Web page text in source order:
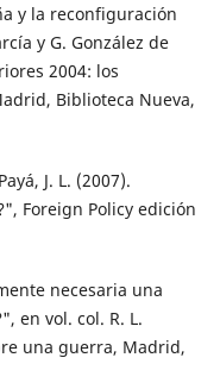
y la reconfiguración
y G. González de
2004: los
Biblioteca Nueva,
J. L. (2007).
Foreign Policy edición
necesaria una
en vol. col. R. L.
una guerra, Madrid,